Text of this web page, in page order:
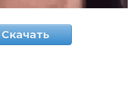
Скачать